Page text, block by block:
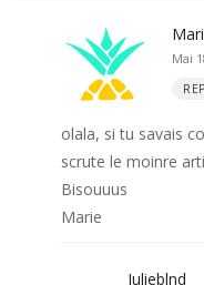
Mai
olala, si tu savais
scrute le moinre
Bisouuus
Marie
Julieblnd